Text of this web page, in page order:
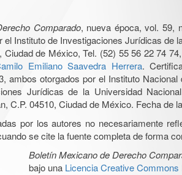
Comparado, nueva época, vol. 59,
el Instituto de Investigaciones Jurídicas
Ciudad de México, Tel. (52) 55 56 22 74 74,
Emiliano Saavedra Herrera.
ambos otorgados por el Instituto
Jurídicas de la Universidad
C.P. 04510, Ciudad de México. Fecha de
por los autores no necesariamente
se cite la fuente completa de forma
Boletín Mexicano de Derecho
bajo una Licencia Creative